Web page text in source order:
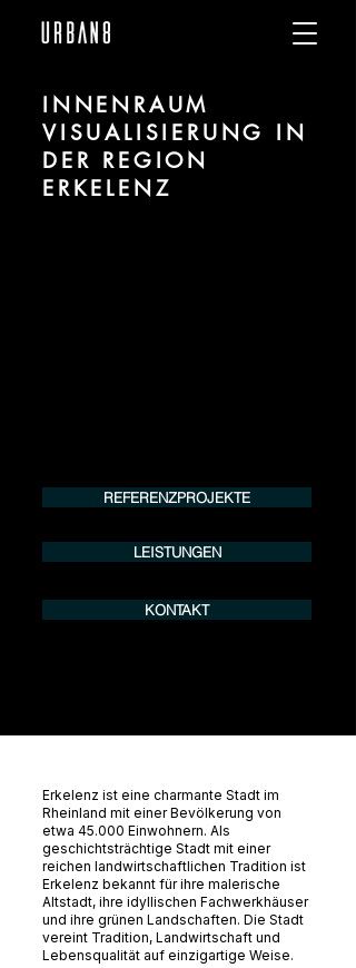
INNENRAUM
VISUALISIERUNG IN
DER REGION
ERKELENZ
REFERENZPROJEKTE
LEISTUNGEN
KONTAKT
Erkelenz ist eine charmante Stadt im
Rheinland mit einer Bevölkerung von
etwa 45.000 Einwohnern. Als
geschichtsträchtige Stadt mit einer
reichen landwirtschaftlichen Tradition ist
Erkelenz bekannt für ihre malerische
Altstadt, ihre idyllischen Fachwerkhäuser
und ihre grünen Landschaften. Die Stadt
vereint Tradition, Landwirtschaft und
Lebensqualität auf einzigartige Weise.